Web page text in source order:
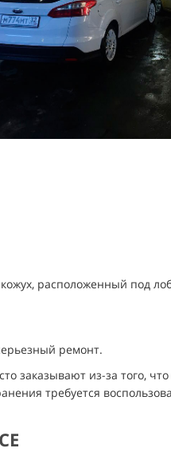
расположенный под
ремонт.
заказывают из-за того,
требуется